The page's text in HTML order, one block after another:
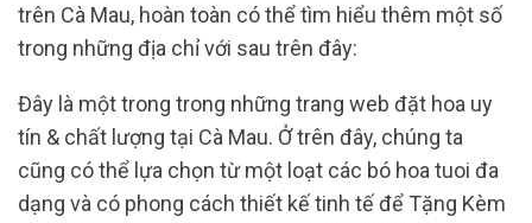
trên Cà Mau, hoàn toàn có thể tìm hiểu thêm một số
trong những địa chỉ với sau trên đây:
Đây là một trong trong những trang web đặt hoa uy
tín & chất lượng tại Cà Mau. Ở trên đây, chúng ta
cũng có thể lựa chọn từ một loạt các bó hoa tuoi đa
dạng và có phong cách thiết kế tinh tế để Tặng Kèm